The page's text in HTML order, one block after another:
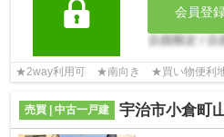
会員登
★2way利用可 ★南向き ★買い物便利
売買 | 中古一戸建 宇治市小倉町